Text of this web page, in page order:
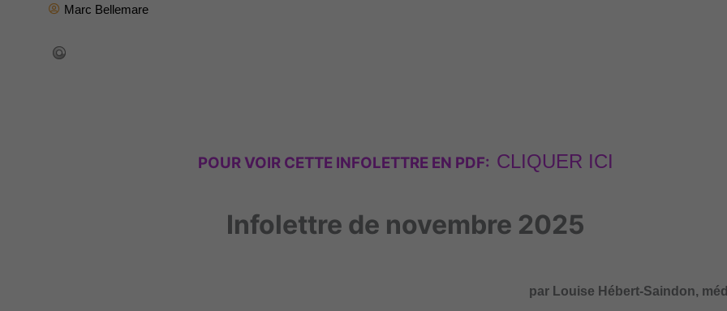
Marc Bellemare
POUR VOIR CETTE INFOLETTRE EN PDF: CLIQUER ICI
Infolettre de novembre 2025
par Louise Hébert-Saindon,